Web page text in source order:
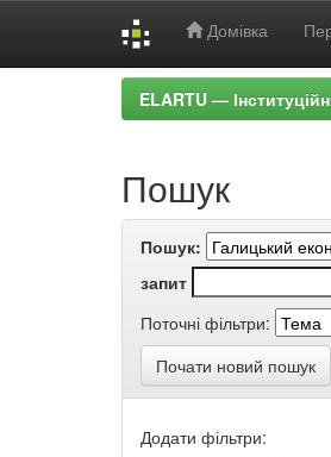
Домівка
ELARTU —
Пошук
Пошук:
запит
Поточні фільтри:
Почати новий пошук
Додати фільтри: